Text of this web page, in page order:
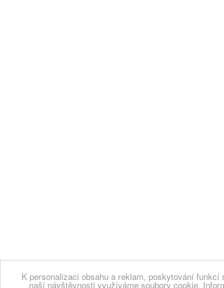
K personalizaci obsahu a reklam, poskytování
naší návštěvnosti využíváme soubory cookie.